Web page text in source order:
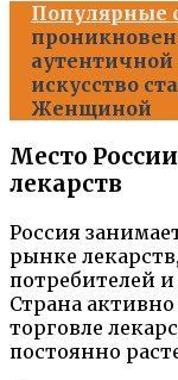
Популярные
искусство
Женщиной
Место
лекарств
Россия
рынке
потребителей
Страна
торговле
постоянно